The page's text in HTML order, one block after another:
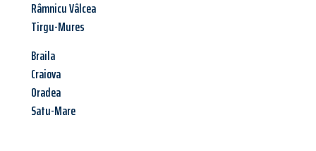
Râmnicu Vâlcea
Tirgu-Mures
Braila
Craiova
Oradea
Satu-Mare